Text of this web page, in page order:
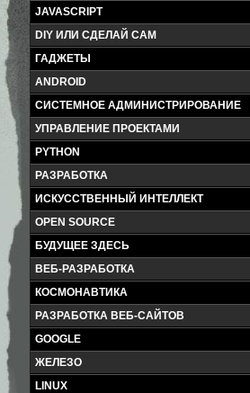
JAVASCRIPT
DIY ИЛИ СДЕЛАЙ САМ
ГАДЖЕТЫ
ANDROID
СИСТЕМНОЕ АДМИНИСТРИРОВАНИЕ
УПРАВЛЕНИЕ ПРОЕКТАМИ
PYTHON
РАЗРАБОТКА
ИСКУССТВЕННЫЙ ИНТЕЛЛЕКТ
OPEN SOURCE
БУДУЩЕЕ ЗДЕСЬ
ВЕБ-РАЗРАБОТКА
КОСМОНАВТИКА
РАЗРАБОТКА ВЕБ-САЙТОВ
GOOGLE
ЖЕЛЕЗО
LINUX